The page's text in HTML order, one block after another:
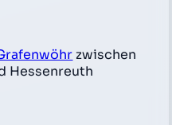
zwischen
Hessenreuth